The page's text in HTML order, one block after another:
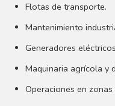
Flotas de transporte.
Mantenimiento
Generadores
Maquinaria agrícola y
Operaciones en